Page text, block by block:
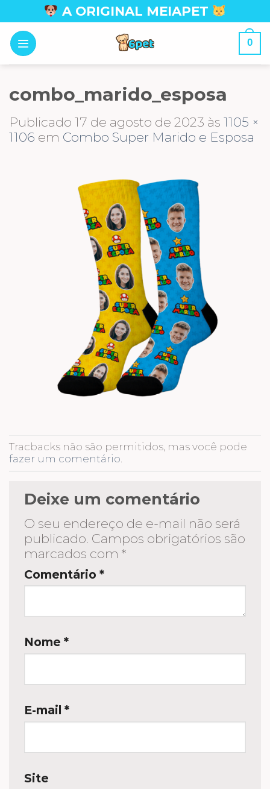
to
content
A ORIGINAL MEIAPET
0
combo_marido_esposa
Publicado 17 de agosto de 2023 às 1105 ×
1106 em Combo Super Marido e Esposa
Tracbacks não são permitidos, mas você pode
fazer um comentário.
Deixe um comentário
O seu endereço de e-mail não será
publicado. Campos obrigatórios são
marcados com *
Comentário *
Nome *
E-mail *
Site